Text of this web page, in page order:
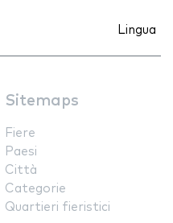
Lingua
Sitemaps
Fiere
Paesi
Città
Categorie
Quartieri fieristici